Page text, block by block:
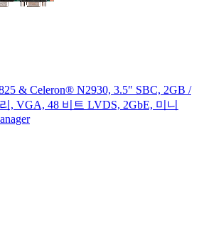
& Celeron® N2930, 3.5" SBC, 2GB /
, VGA, 48 비트 LVDS, 2GbE, 미니